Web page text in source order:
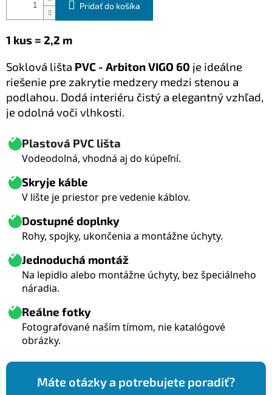
Pridať do košíka
1 kus = 2,2 m
Soklová lišta PVC - Arbiton VIGO 60 je ideálne
riešenie pre zakrytie medzery medzi stenou a
podlahou. Dodá interiéru čistý a elegantný vzhľad,
je odolná voči vlhkosti.
Plastová PVC lišta
Vodeodolná, vhodná aj do kúpeľní.
Skryje káble
V lište je priestor pre vedenie káblov.
Dostupné doplnky
Rohy, spojky, ukončenia a montážne úchyty.
Jednoduchá montáž
Na lepidlo alebo montážne úchyty, bez špeciálneho
náradia.
Reálne fotky
Fotografované naším tímom, nie katalógové
obrázky.
Máte otázky a potrebujete poradiť?